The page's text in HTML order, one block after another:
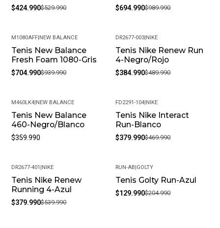
$424.990$529.990 $694.990$989.990
-25%
M1080AFF| NEW BALANCE
Tenis New Balance
Fresh Foam 1080-Gris
$704.990$939.990
-21%
DR2677-003 NIKE
Tenis Nike Renew Run
4-Negro/Rojo
$384.990$489.990
M460LK4|NEW BALANCE
Tenis New Balance
460-Negro/Blanco
$359.990
-19%
FD2291-104|NIKE
Tenis Nike Interact
Run-Blanco
$379.990$469.990
-30%
DR2677-401 |NIKE
Tenis Nike Renew
Running 4-Azul
$379.990$539.990
-37%
RUN-AB|GOLTY
Tenis Golty Run-Azul
$129.990$204.990